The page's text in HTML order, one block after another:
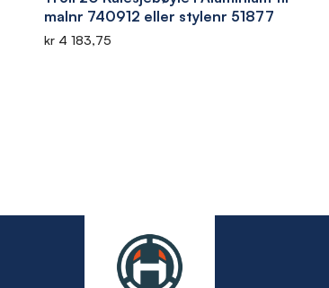
malnr 740912 eller stylenr 51877
kr 4 183,75